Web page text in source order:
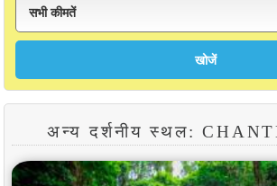
अन्य दर्शनीय स्थल: